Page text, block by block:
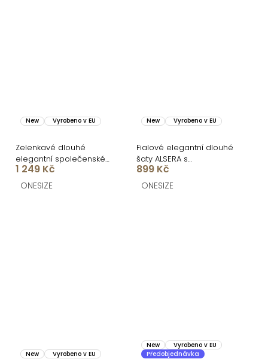
New Vyrobeno v EU
Zelenkavé dlouhé
elegantní společenské
šaty BELLARA na ramínka
1 249 Kč
ONESIZE
New Vyrobeno v EU
Fialové elegantní dlouhé
šaty ALSERA s
vycpávkami
899 Kč
ONESIZE
New Vyrobeno v EU
New
Vyrobeno v EU
Předobjednávka